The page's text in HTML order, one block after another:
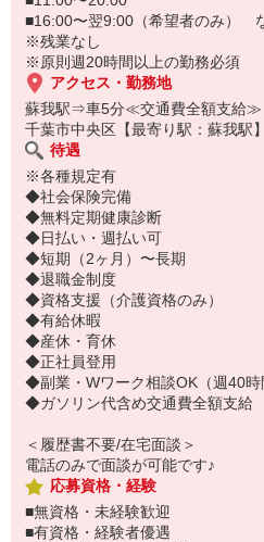
・全部夜勤で働きたい
・夜勤は週1回までにしたい
・夜勤なしがいい
などなど、希望の働き方を教えてく
■16:00〜翌9:00（希望者のみ）
※残業なし
※原則週20時間以上の勤務必須
アクセス・勤務地
蘇我駅⇒車5分≪交通費全額支給≫
千葉市中央区【最寄り駅：蘇我駅】
待遇
※各種規定有
◆社会保険完備
◆無料定期健康診断
◆日払い・週払い可
◆短期（2ヶ月）〜長期
◆退職金制度
◆資格支援（介護資格のみ）
◆有給休暇
◆産休・育休
◆正社員登用
◆副業・Wワーク相談OK（週40時
◆ガソリン代含め交通費全額支給
＜履歴書不要/在宅面談＞
電話のみで面談が可能です♪
応募資格・経験
■無資格・未経験歓迎
■有資格・経験者優遇